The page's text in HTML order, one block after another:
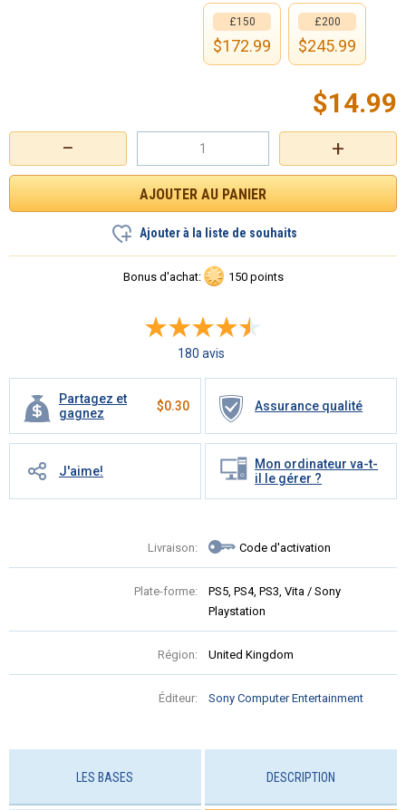
+
−
$14.99
Ajouter à la liste de souhaits
Bonus d'achat: 150 points
180 avis
Partagez et
gagnez
$0.30 Assurance qualité
J'aime!
Mon ordinateur va-t-
il le gérer ?
Livraison: Code d'activation
Plate-forme:
PS5, PS4, PS3, Vita / Sony
Playstation
Région: United Kingdom
Éditeur: Sony Computer Entertainment
£150
$172.99
£200
$245.99
LES BASES DESCRIPTION